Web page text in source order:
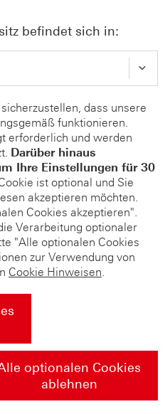
befindet sich in:
dass unsere
funktionieren.
erforderlich und werden
Darüber hinaus
Ihre Einstellungen für 30
ist optional und Sie
akzeptieren möchten.
Cookies akzeptieren".
Verarbeitung optionaler
"Alle optionalen Cookies
zur Verwendung von
Cookie Hinweisen.
optionalen Cookies
ablehnen